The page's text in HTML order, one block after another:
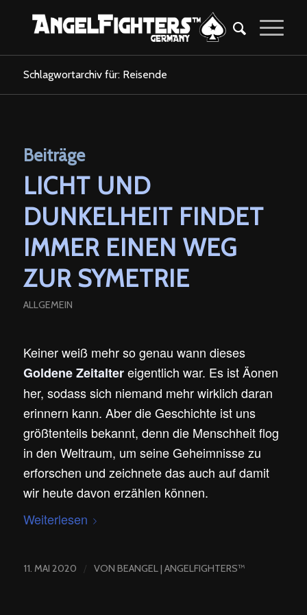
Schlagwortarchiv für: Reisende
Beiträge
LICHT UND
DUNKELHEIT FINDET
IMMER EINEN WEG
ZUR SYMETRIE
ALLGEMEIN
Keiner weiß mehr so genau wann dieses
Goldene Zeitaltereigentlich war. Es ist Äonen
her, sodass sich niemand mehr wirklich daran
erinnern kann. Aber die Geschichte ist uns
größtenteils bekannt, denn die Menschheit flog
in den Weltraum, um seine Geheimnisse zu
erforschen und zeichnete das auch auf damit
wir heute davon erzählen können.
Weiterlesen
11. MAI 2020 / VON BEANGEL | ANGELFIGHTERS™